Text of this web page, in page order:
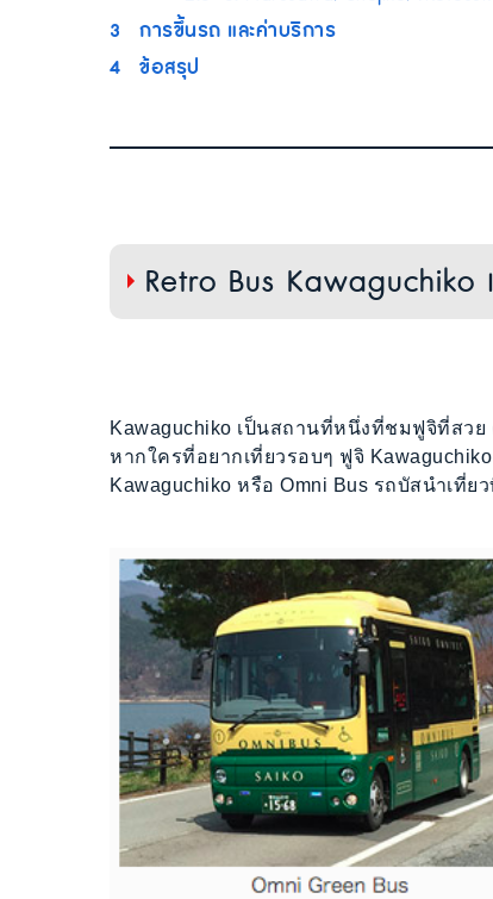
3
การขึ้นรถ และค่าบริการ
4 ข้อสรุป
Retro Bus
Kawaguchiko เป็นสถานที่หนึ่งที่ชมฟูจิที่สว
หากใครที่อยากเที่ยวรอบๆ ฟูจิ
Kawaguchiko หรือ Omni Bus รถบัสนำเที่